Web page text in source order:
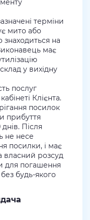
терміни
мито або
знаходиться на
має
у вихідну
послуг
Клієнта.
посилок
прибуття
Після
не несе
посилки, і має
власний розсуд
для погашення
будь-якого